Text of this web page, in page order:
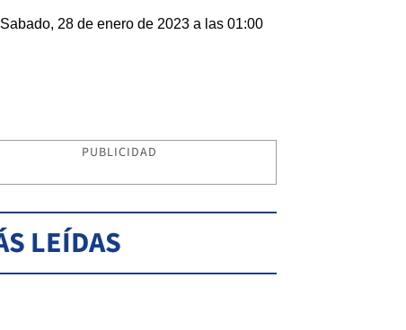
Sabado, 28 de enero de 2023 a las 01:00
PUBLICIDAD
LEÍDAS